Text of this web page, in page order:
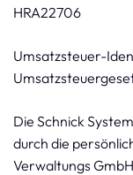
HRA22706
Umsatzsteuer-
Die Schnick
durch die
Verwaltungs